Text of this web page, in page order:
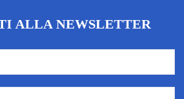
ALLA NEWSLETTER